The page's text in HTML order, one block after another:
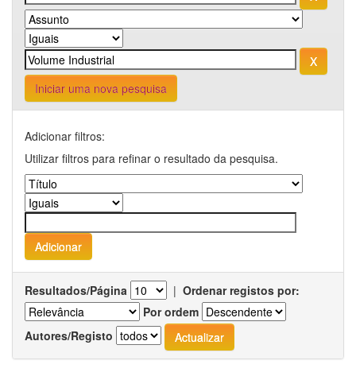
Iniciar uma nova pesquisa
Adicionar filtros:
Utilizar filtros para refinar o resultado da pesquisa.
Resultados/Página | Ordenar registos por:
Por ordem
Autores/Registo